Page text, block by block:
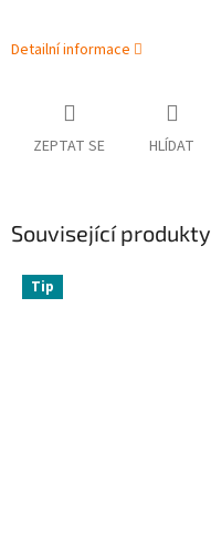
Detailní informace
ZEPTAT SE HLÍDAT
Související produkty
Tip